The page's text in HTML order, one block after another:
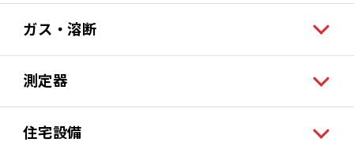
ガス・溶断
測定器
住宅設備